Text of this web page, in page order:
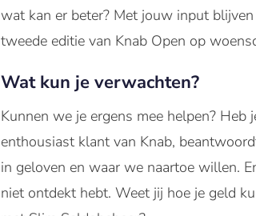
wat kan er beter? Met jouw input
tweede editie van Knab Open op
Wat kun je verwachten?
Kunnen we je ergens mee helpen?
enthousiast klant van Knab,
in geloven en waar we naartoe willen.
niet ontdekt hebt. Weet jij hoe je geld